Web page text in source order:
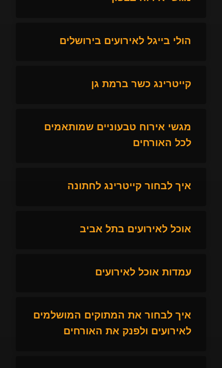
הולי בייגל לאירועים בירושלים
קייטרינג כשר ברמת גן
מגשי אירוח טבעוניים שמותאמים
לכל האורחים
איך לבחור קייטרינג לחתונה
אוכל לאירועים בתל אביב
עמדות אוכל לאירועים
איך לבחור את המתוקים המושלמים
לאירועים ולפנק את האורחים